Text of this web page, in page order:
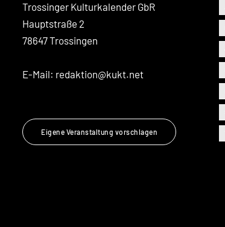
Trossinger Kulturkalender GbR
Hauptstraße 2
78647 Trossingen
E-Mail: redaktion@kukt.net
Eigene Veranstaltung vorschlagen